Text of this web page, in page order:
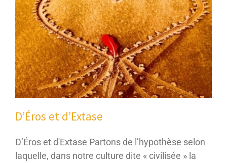
D’Éros et d’Extase
D’Éros et d'Extase Partons de l’hypothèse selon
laquelle, dans notre culture dite « civilisée » la